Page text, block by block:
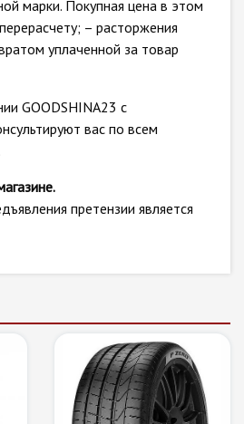
марки. Покупная цена в этом
– расторжения
уплаченной за товар
GOODSHINA23 с
вас по всем
претензии является